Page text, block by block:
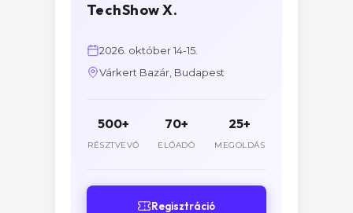
TechShow X.
2026. október 14-15.
Várkert Bazár, Budapest
500+
RÉSZTVEVŐ
70+
ELŐADÓ
25+
MEGOLDÁS
Regisztráció